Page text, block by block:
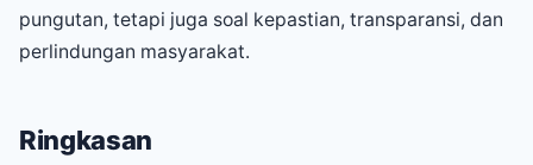
pungutan, tetapi juga soal kepastian, transparansi, dan
perlindungan masyarakat.
Ringkasan